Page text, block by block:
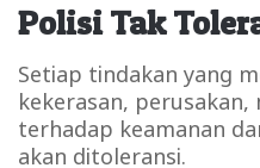
Polisi Tak
Setiap tindakan yang
kekerasan,
terhadap keamanan
akan ditoleransi.